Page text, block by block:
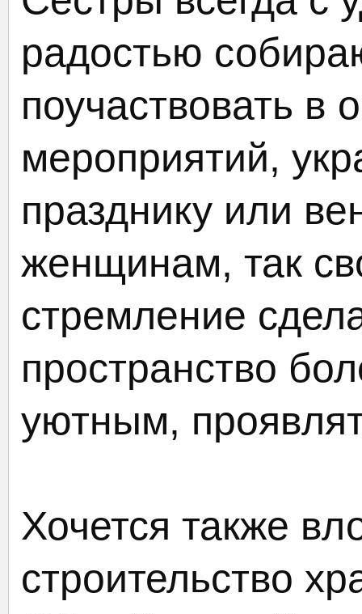
радостью
поучаствовать в
мероприятий,
празднику или
женщинам, так
стремление
пространство
уютным,
Хочется также
строительство